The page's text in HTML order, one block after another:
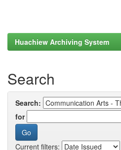
Huachiew Archiving System
Search
Search:
for
Current filters: